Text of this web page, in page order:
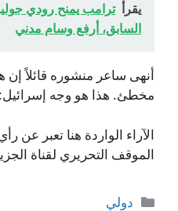
يقرأ ترامب يمنح رودي
السابق، أرفع وسام مدني
أنهى ساعر منشوره قائلاً
مخطئ. هذا هو وجه
الآراء الواردة هنا تعبر عن
الموقف التحريري لقناة
التصنيفات
دولي